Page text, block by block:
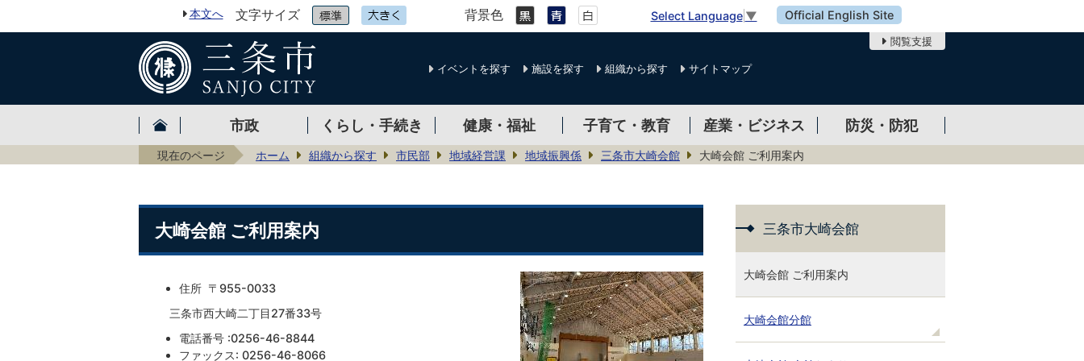
本文へ 文字サイズ 背景色 Select Language ▼ Official English Site
閲覧支援
イベントを探す 施設を探す 組織から探す サイトマップ
市政 くらし・手続き 健康・福祉 子育て・教育 産業・ビジネス 防災・防犯
現在のページ ホーム 組織から探す 市民部 地域経営課 地域振興係 三条市大崎会館 大崎会館 ご利用案内
大崎会館 ご利用案内
住所 〒955-0033
三条市西大崎二丁目27番33号
電話番号 :0256-46-8844
ファックス: 0256-46-8066
三条市大崎会館
大崎会館 ご利用案内
大崎会館分館